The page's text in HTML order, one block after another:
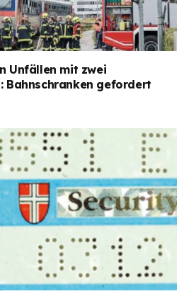
Unfällen mit zwei
Bahnschranken gefordert